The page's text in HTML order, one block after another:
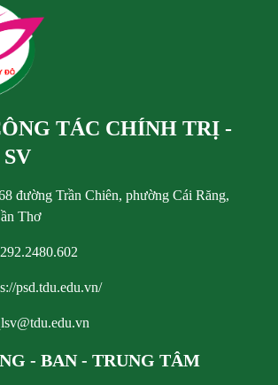
TÁC CHÍNH TRỊ -
đường Trần Chiên, phường Cái Răng,
Thơ
psd.tdu.edu.vn/
- BAN - TRUNG TÂM